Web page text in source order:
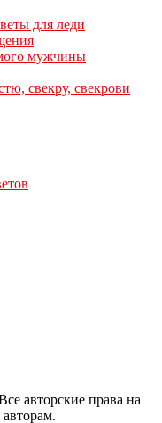
для леди
мужчины
свекру, свекрови
авторские права на